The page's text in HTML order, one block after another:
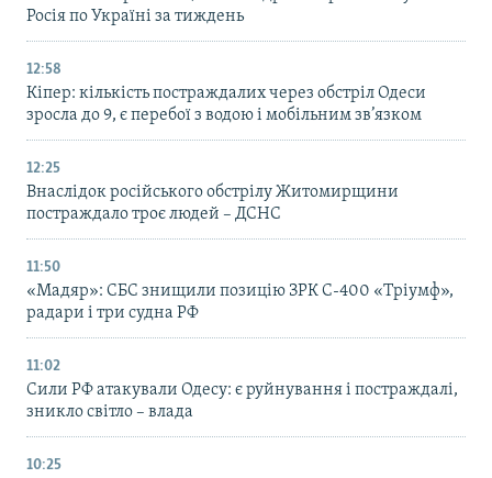
Росія по Україні за тиждень
12:58
Кіпер: кількість постраждалих через обстріл Одеси
зросла до 9, є перебої з водою і мобільним зв’язком
12:25
Внаслідок російського обстрілу Житомирщини
постраждало троє людей – ДСНС
11:50
«Мадяр»: СБС знищили позицію ЗРК С-400 «Тріумф»,
радари і три судна РФ
11:02
Сили РФ атакували Одесу: є руйнування і постраждалі,
зникло світло – влада
10:25